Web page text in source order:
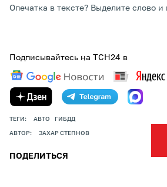
Опечатка в тексте? Выделите слово
Подписывайтесь на ТСН24 в
ТЕГИ: АВТО ГИБДД
АВТОР: ЗАХАР СТЕПНОВ
ПОДЕЛИТЬСЯ